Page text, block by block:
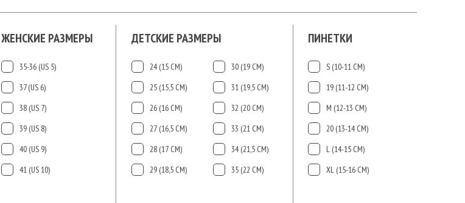
ПИНЕТКИ
S (10-11 СМ)
19 (11-12 СМ)
М (12-13 СМ)
20 (13-14 СМ)
L (14-15 CМ)
ХL (15-16 CМ)
ДЕТСКИЕ РАЗМЕРЫ
24 (15 СМ)
25 (15,5 СМ)
26 (16 СМ)
27 (16,5 СМ)
28 (17 СМ)
29 (18,5 СМ)
30 (19 СМ)
31 (19,5 СМ)
32 (20 СМ)
33 (21 СМ)
34 (21,5 СМ)
35 (22 СМ)
ЖЕНСКИЕ РАЗМЕРЫ
35-36 (US 5)
37 (US 6)
38 (US 7)
39 (US 8)
40 (US 9)
41 (US 10)